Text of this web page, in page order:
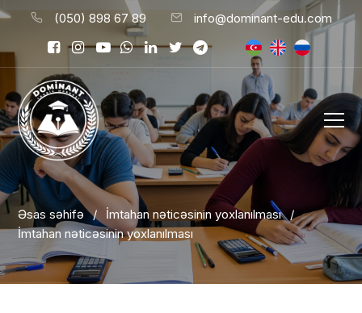
(050) 898 67 89 info@dominant-edu.com
Əsas səhifə / İmtahan nəticəsinin yoxlanılması
/
İmtahan nəticəsinin yoxlanılması